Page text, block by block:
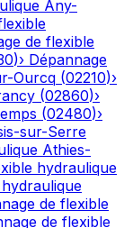
Any-
de flexible
)› Dépannage
Ourcq (02210)›
(02860)›
(02480)›
sur-Serre
Athies-
hydraulique
de flexible
de flexible